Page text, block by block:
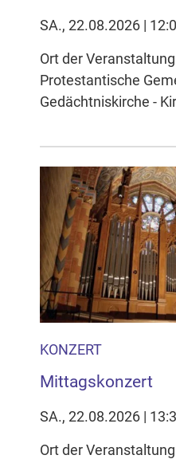
SA., 22.08.2026 |
Ort der
Protestantische
Gedächtniskirche -
KONZERT
Mittagskonzert
SA., 22.08.2026 |
Ort der